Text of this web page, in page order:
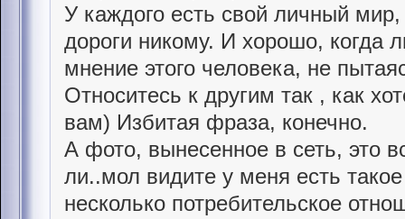
У каждого есть свой личный мир,
дороги никому. И хорошо, когда
мнение этого человека, не
Относитесь к другим так , как
вам) Избитая фраза, конечно.
А фото, вынесенное в сеть, это
ли..мол видите у меня есть
несколько потребительское